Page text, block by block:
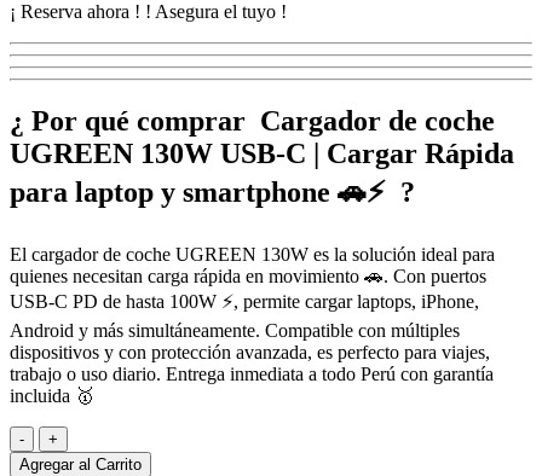
¡ Reserva ahora ! ! Asegura el tuyo !
¿ Por qué comprar Cargador de coche
UGREEN 130W USB-C | Cargar Rápida
para laptop y smartphone 🚗⚡ ?
El cargador de coche UGREEN 130W es la solución ideal para
quienes necesitan carga rápida en movimiento 🚗. Con puertos
USB-C PD de hasta 100W ⚡, permite cargar laptops, iPhone,
Android y más simultáneamente. Compatible con múltiples
dispositivos y con protección avanzada, es perfecto para viajes,
trabajo o uso diario. Entrega inmediata a todo Perú con garantía
incluida 🥇
-
+
Agregar al Carrito